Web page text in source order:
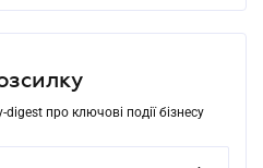
про ключові події бізнесу